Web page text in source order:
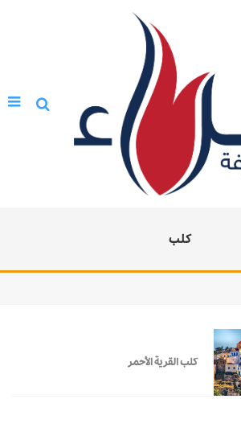
كلب
كلب القرية الأحمر